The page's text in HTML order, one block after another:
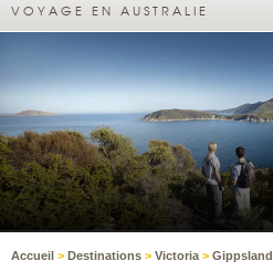
VOYAGE EN AUSTRALIE
Accueil > Destinations > Victoria > Gippsland